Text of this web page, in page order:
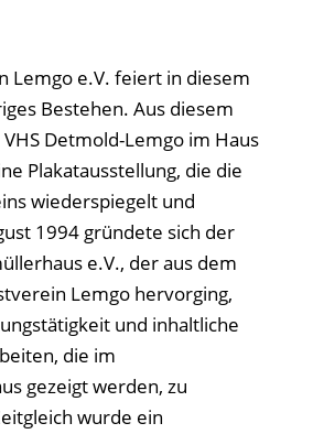
Lemgo e.V. feiert in diesem
Bestehen. Aus diesem
Detmold-Lemgo im Haus
Plakatausstellung, die die
wiederspiegelt und
1994 gründete sich der
e.V., der aus dem
Lemgo hervorging,
und inhaltliche
die im
gezeigt werden, zu
wurde ein